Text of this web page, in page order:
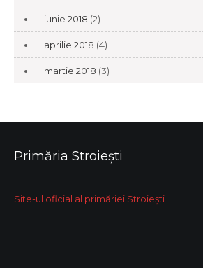
iunie 2018 (2)
aprilie 2018 (4)
martie 2018 (3)
Primăria Stroiești
Site-ul oficial al primăriei Stroiești